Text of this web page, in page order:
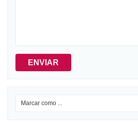
ENVIAR
Marcar como ...